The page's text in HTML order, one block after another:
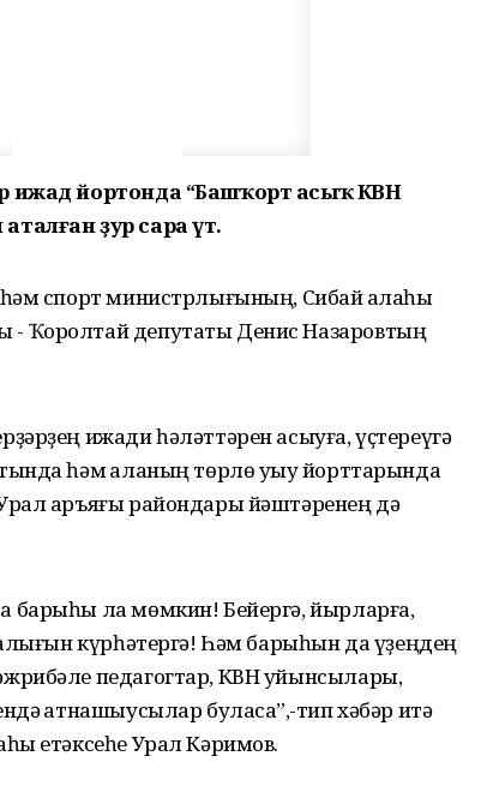
ижад йортонда “Башҡорт асыҡ КВН
ҙур сара үтә.
спорт министрлығының, Сибай ҡалаһы
Ҡоролтай депутаты Денис Назаровтың
ижади һәләттәрен асыуға, үҫтереүгә
һәм ҡаланың төрлө уҡыу йорттарында
аръяғы райондары йәштәренең дә
барыһы ла мөмкин! Бейергә, йырларға,
күрһәтергә! Һәм барыһын да үҙеңдең
педагогтар, КВН уйынсылары,
ҡатнашыусылар буласаҡ”,-тип хәбәр итә
етәксеһе Урал Кәримов.